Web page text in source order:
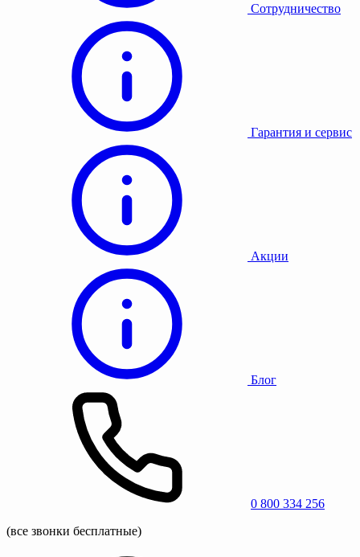
Сотрудничество
Гарантия и сервис
Акции
Блог
0 800 334 256
(все звонки бесплатные)